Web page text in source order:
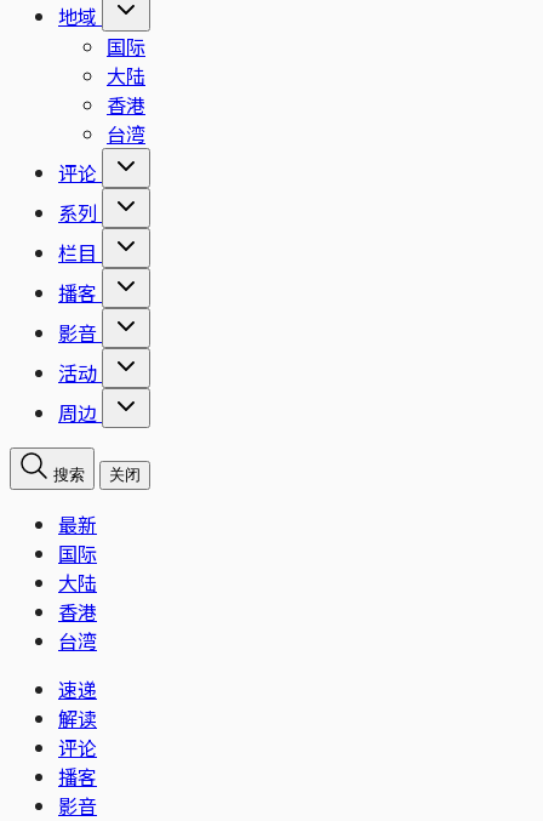
地域
国际
大陆
香港
台湾
评论
系列
栏目
播客
影音
活动
周边
搜索 关闭
最新
国际
大陆
香港
台湾
速递
解读
评论
播客
影音